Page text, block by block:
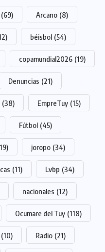
(69) Arcano (8)
béisbol (54)
copamundial2026 (19)
Denuncias (21)
(38) EmpreTuy (15)
Fútbol (45)
joropo (34)
(11) Lvbp (34)
nacionales (12)
Ocumare del Tuy (118)
(10) Radio (21)